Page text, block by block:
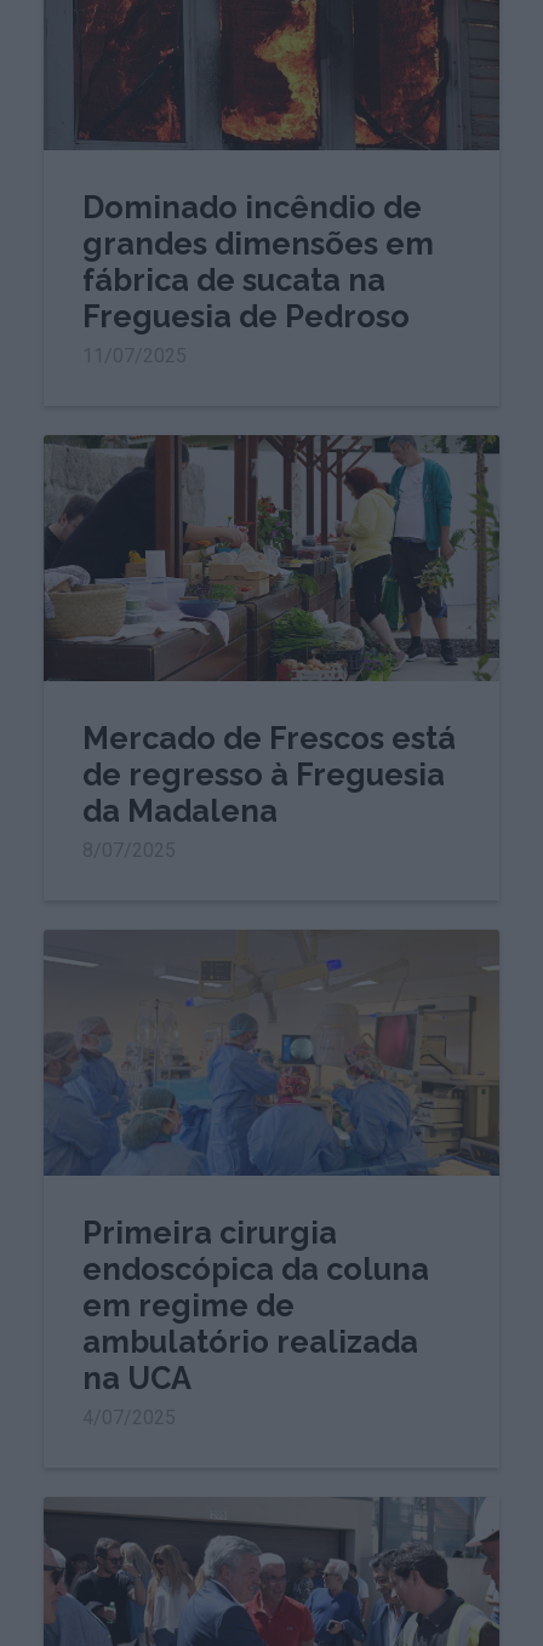
Dominado incêndio de
grandes dimensões em
fábrica de sucata na
Freguesia de Pedroso
Mercado de Frescos está
de regresso à Freguesia
da Madalena
Primeira cirurgia
endoscópica da coluna
em regime de
ambulatório realizada
na UCA